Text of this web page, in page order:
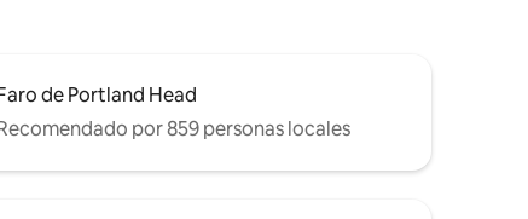
de Portland Head
por 859 personas locales